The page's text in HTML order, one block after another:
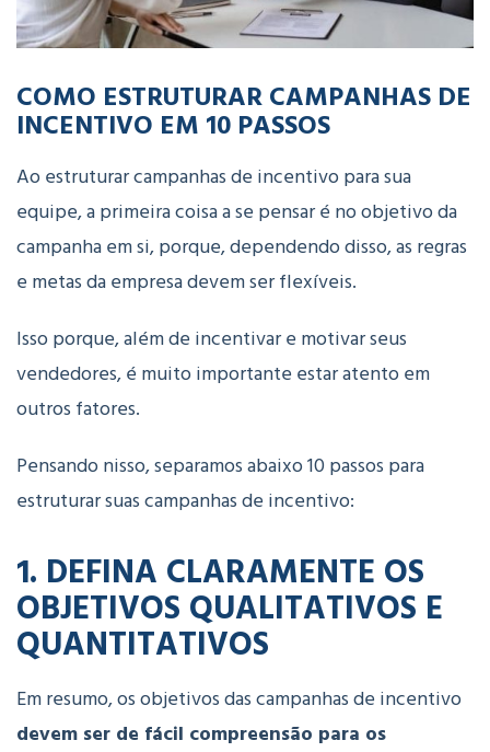
COMO ESTRUTURAR CAMPANHAS DE
INCENTIVO EM 10 PASSOS
Ao estruturar campanhas de incentivo para sua
equipe, a primeira coisa a se pensar é no objetivo da
campanha em si, porque, dependendo disso, as regras
e metas da empresa devem ser flexíveis.
Isso porque, além de incentivar e motivar seus
vendedores, é muito importante estar atento em
outros fatores.
Pensando nisso, separamos abaixo 10 passos para
estruturar suas campanhas de incentivo:
1. DEFINA CLARAMENTE OS
OBJETIVOS QUALITATIVOS E
QUANTITATIVOS
Em resumo, os objetivos das campanhas de incentivo
devem ser de fácil compreensão para os